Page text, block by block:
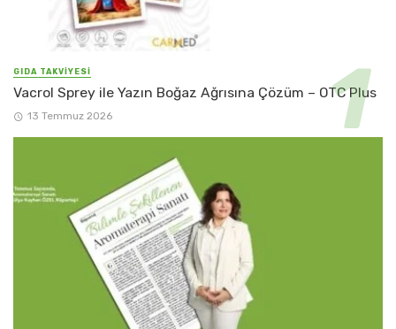
GIDA TAKVİYESİ
Vacrol Sprey ile Yazın Boğaz Ağrısına Çözüm – OTC Plus
13 Temmuz 2026